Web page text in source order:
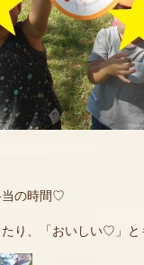
当の時間♡
たり、「おいしい♡」